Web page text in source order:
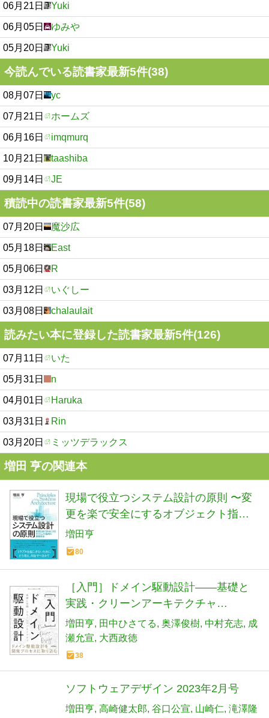
06月21日 Yuki
06月05日 ゆみや
05月20日 Yuki
今読んでいる読書家最新5件(38)
08月07日 yc
07月21日 ホームズ
06月16日 imqmurq
10月21日 taashiba
09月14日 JE
積読中の読書家最新5件(58)
07月20日 魔沙広
05月18日 East
05月06日 R
03月12日 いぐしー
03月08日 chalaulait
読みたい本に登録した読書家最新5件(126)
07月11日 いた
05月31日 n
04月01日 Haruka
03月31日 Rin
03月20日 ミッツデラックス
増田 亨の関連本
現場で役立つシステム設計の原則 〜変
更を楽で安全にするオブジェクト指向
の実践技法
増田亨
80
［入門］ドメイン駆動設計――基礎と
実践・クリーンアーキテクチャ
(Software Design別冊)
増田亨 田中ひさてる 奥澤俊樹 中村充志 成
瀬允宣 大西政徳
38
ソフトウェアデザイン 2023年2月号
増田亨 高崎健太郎 谷口公宣 山崎仁 滝澤隆